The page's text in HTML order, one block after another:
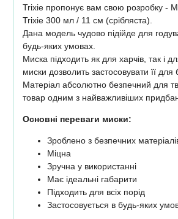
Trixie пропонує вам свою розробку -
Trixie 300 мл / 11 см (срібляста).
Дана модель чудово підійде для
будь-яких умовах.
Миска підходить як для харчів, так і
миски дозволить застосовувати її для
Матеріал абсолютно безпечний для
товар одним з найважливіших
Основні переваги миски:
Зроблено з безпечних
Міцна
Зручна у використанні
Має ідеальні габарити
Підходить для всіх порід
Застосовується в будь-яких